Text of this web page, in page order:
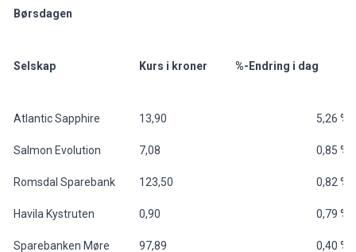
Børsdagen
Selskap Kurs i kroner %-Endring i dag
Atlantic Sapphire 13,90 5,26 %
Salmon Evolution 7,08 0,85 %
Romsdal Sparebank 123,50 0,82 %
Havila Kystruten 0,90 0,79 %
Sparebanken Møre 97,89 0,40 %